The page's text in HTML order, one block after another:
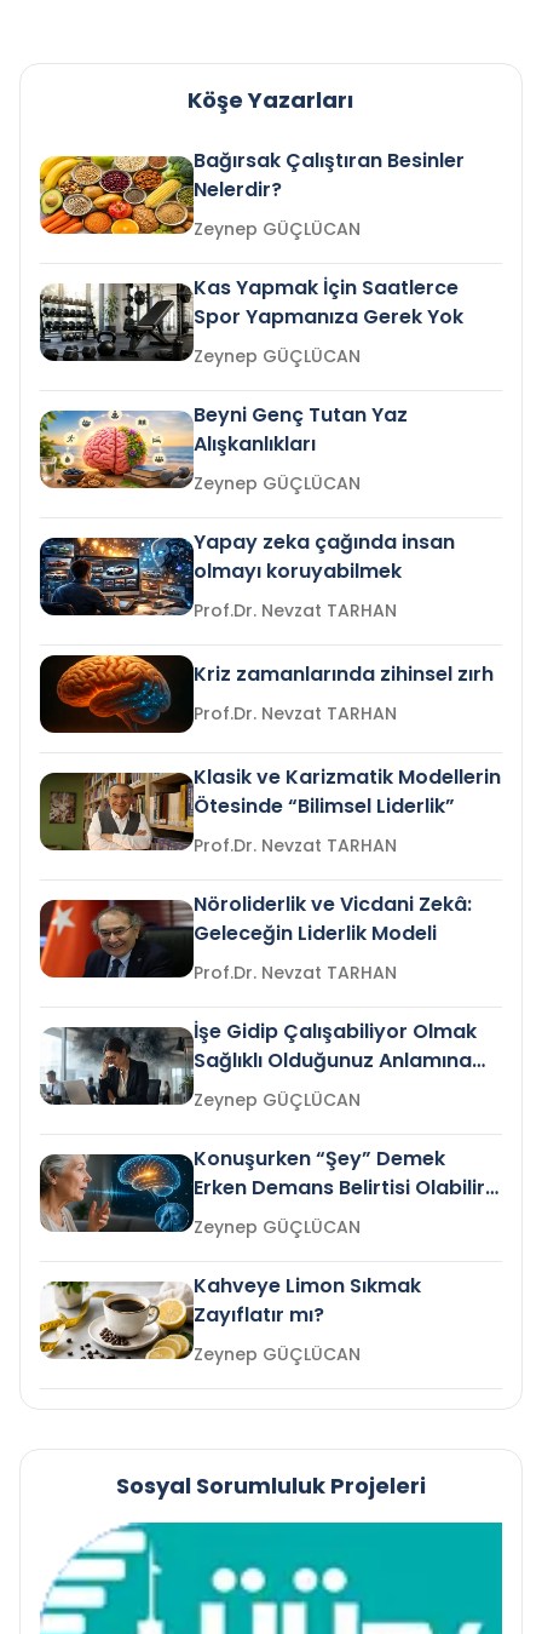
Köşe Yazarları
Bağırsak Çalıştıran Besinler
Nelerdir?
Zeynep GÜÇLÜCAN
Kas Yapmak İçin Saatlerce
Spor Yapmanıza Gerek Yok
Zeynep GÜÇLÜCAN
Beyni Genç Tutan Yaz
Alışkanlıkları
Zeynep GÜÇLÜCAN
Yapay zeka çağında insan
olmayı koruyabilmek
Prof.Dr. Nevzat TARHAN
Kriz zamanlarında zihinsel zırh
Prof.Dr. Nevzat TARHAN
Klasik ve Karizmatik Modellerin
Ötesinde “Bilimsel Liderlik”
Prof.Dr. Nevzat TARHAN
Nöroliderlik ve Vicdani Zekâ:
Geleceğin Liderlik Modeli
Prof.Dr. Nevzat TARHAN
İşe Gidip Çalışabiliyor Olmak
Sağlıklı Olduğunuz Anlamına
Gelir mi?Zeynep GÜÇLÜCAN
Konuşurken “Şey” Demek
Erken Demans Belirtisi Olabilir
mi?
Zeynep GÜÇLÜCAN
Kahveye Limon Sıkmak
Zayıflatır mı?
Zeynep GÜÇLÜCAN
Sosyal Sorumluluk Projeleri